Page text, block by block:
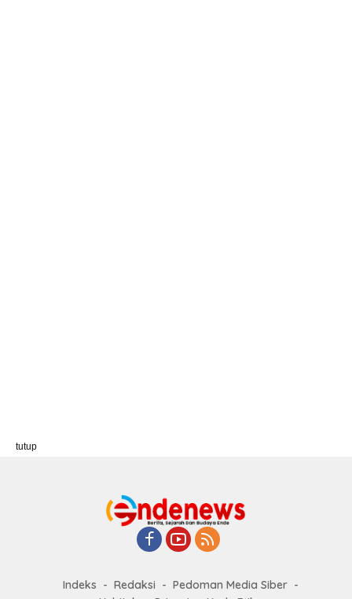
Indeks Redaksi
Pedoman Media Siber
tutup